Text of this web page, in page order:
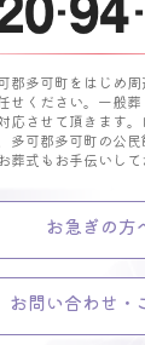
郡多可町をはじめ
せください。 一般
応させて頂きます。
多可郡多可町の公民
葬式もお手伝いして
お急ぎの方
お問い合わせ・